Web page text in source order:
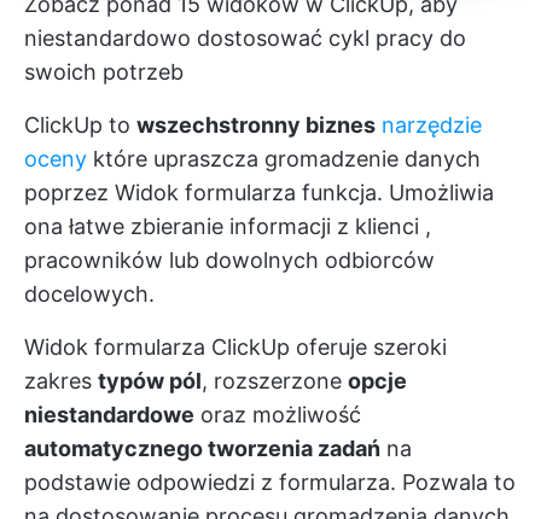
niestandardowo dostosować cykl pracy do
swoich potrzeb
ClickUp to wszechstronny biznes narzędzie
oceny które upraszcza gromadzenie danych
poprzez Widok formularza funkcja. Umożliwia
ona łatwe zbieranie informacji z klienci ,
pracowników lub dowolnych odbiorców
docelowych.
Widok formularza ClickUp oferuje szeroki
zakres typów pól, rozszerzone opcje
niestandardowe oraz możliwość
automatycznego tworzenia zadań na
podstawie odpowiedzi z formularza. Pozwala to